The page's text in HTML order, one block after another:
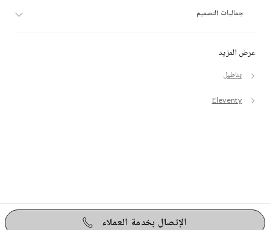
عرض المزيد
بناطيل
Eleventy
جماليات التصميم
الإتصال بخدمة العملاء